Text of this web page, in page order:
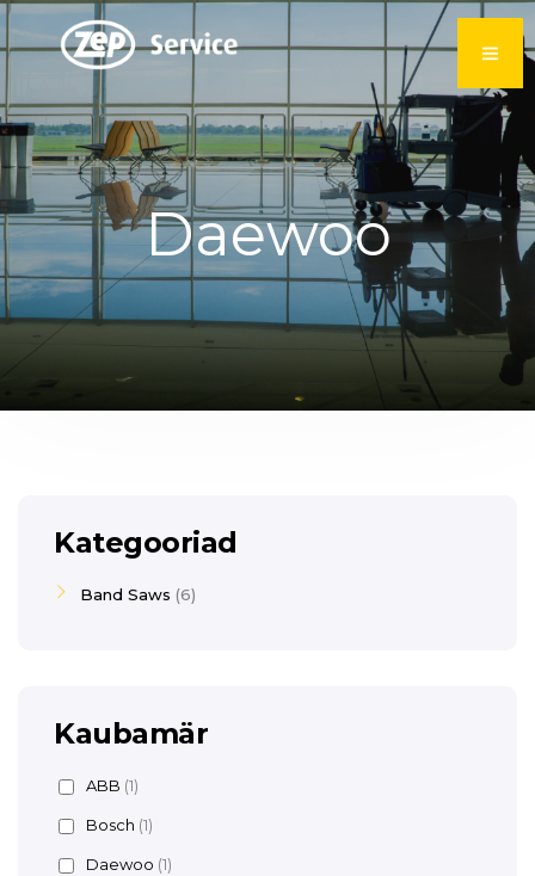
Daewoo
Kategooriad
Band Saws 6
Kaubamär
ABB (1)
Bosch (1)
Daewoo (1)